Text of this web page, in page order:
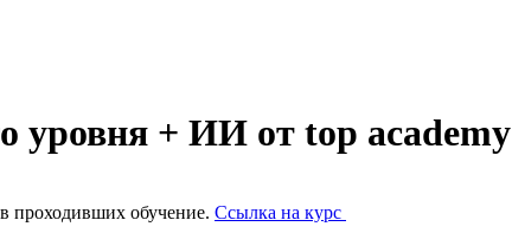
уровня + ИИ от top academy
проходивших обучение. Ссылка на курс